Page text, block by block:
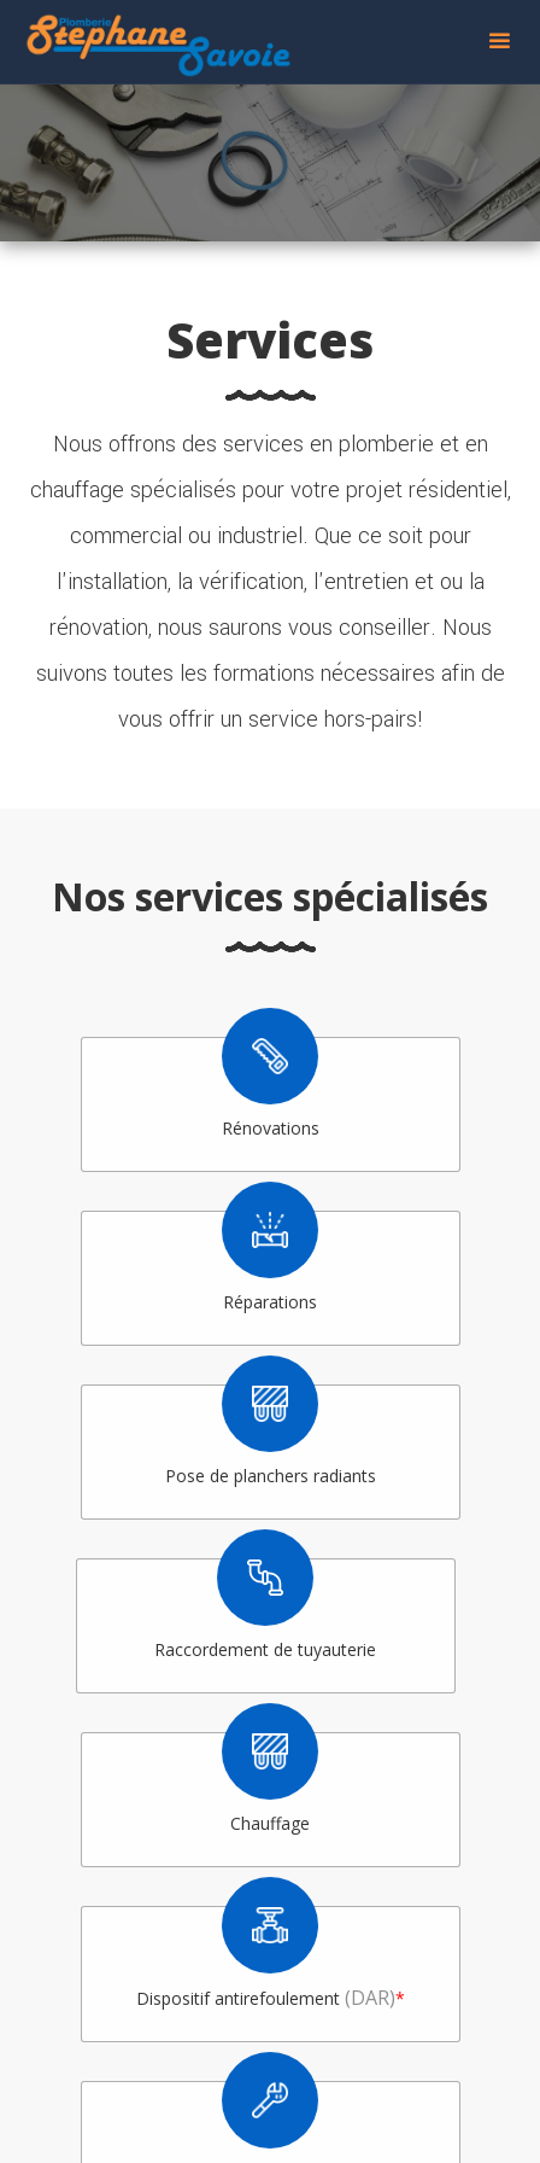
Services
Nous offrons des services en plomberie et en
chauffage spécialisés pour votre projet résidentiel,
commercial ou industriel. Que ce soit pour
l'installation, la vérification, l'entretien et ou la
rénovation, nous saurons vous conseiller. Nous
suivons toutes les formations nécessaires afin de
vous offrir un service hors-pairs!
Nos services spécialisés
Rénovations
Réparations
Pose de planchers radiants
Raccordement de tuyauterie
Chauffage
Dispositif antirefoulement (DAR)*